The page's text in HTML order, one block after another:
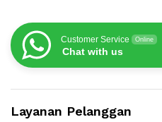
Customer Service Online
Chat with us
Layanan Pelanggan